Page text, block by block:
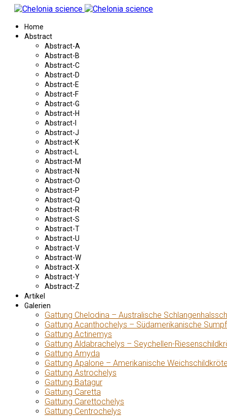
Home
Abstract
Abstract-A
Abstract-B
Abstract-C
Abstract-D
Abstract-E
Abstract-F
Abstract-G
Abstract-H
Abstract-I
Abstract-J
Abstract-K
Abstract-L
Abstract-M
Abstract-N
Abstract-O
Abstract-P
Abstract-Q
Abstract-R
Abstract-S
Abstract-T
Abstract-U
Abstract-V
Abstract-W
Abstract-X
Abstract-Y
Abstract-Z
Artikel
Galerien
Gattung Chelodina – Australische
Gattung Acanthochelys – Südamerikanische
Gattung Actinemys
Gattung Aldabrachelys – Seychellen-
Gattung Amyda
Gattung Apalone – Amerikanische
Gattung Astrochelys
Gattung Batagur
Gattung Caretta
Gattung Carettochelys
Gattung Centrochelys